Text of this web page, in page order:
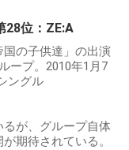
28位：ZE:A
国の子供達」の出演
ープ。2010年1月7
ングル
が、グループ自体
期待されている。